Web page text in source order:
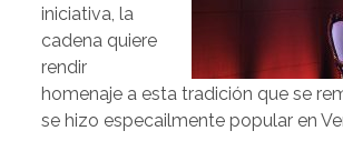
iniciativa, la
cadena quiere
rendir
homenaje a esta tradición que se
se hizo especailmente popular en